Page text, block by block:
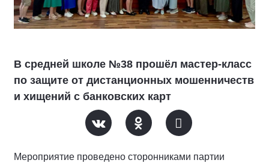
В средней школе №38 прошёл мастер-класс
по защите от дистанционных мошенничеств
и хищений с банковских карт
Мероприятие проведено сторонниками партии